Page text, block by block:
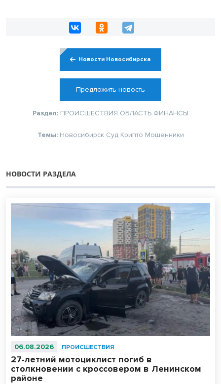
Новости Новосибирска
Предложить новость
Раздел: ПРОИСШЕСТВИЯ ОБЛАСТЬ ФИНАНСЫ
Темы: Новосибирск Суд Крипто Мошенники
НОВОСТИ РАЗДЕЛА
06.08.2026 ПРОИСШЕСТВИЯ
27-летний мотоциклист погиб в
столкновении с кроссовером в Ленинском
районе